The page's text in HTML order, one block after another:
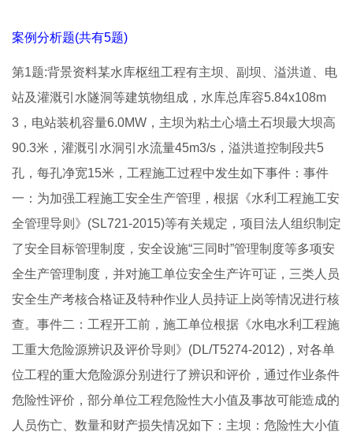
案例分析题(共有5题)
第1题:背景资料某水库枢纽工程有主坝、副坝、溢洪道、电
站及灌溉引水隧洞等建筑物组成，水库总库容5.84x108m
3，电站装机容量6.0MW，主坝为粘土心墙土石坝最大坝高
90.3米，灌溉引水洞引水流量45m3/s，溢洪道控制段共5
孔，每孔净宽15米，工程施工过程中发生如下事件：事件
一：为加强工程施工安全生产管理，根据《水利工程施工安
全管理导则》(SL721-2015)等有关规定，项目法人组织制定
了安全目标管理制度，安全设施“三同时”管理制度等多项安
全生产管理制度，并对施工单位安全生产许可证，三类人员
安全生产考核合格证及特种作业人员持证上岗等情况进行核
查。事件二：工程开工前，施工单位根据《水电水利工程施
工重大危险源辨识及评价导则》(DL/T5274-2012)，对各单
位工程的重大危险源分别进行了辨识和评价，通过作业条件
危险性评价，部分单位工程危险性大小值及事故可能造成的
人员伤亡、数量和财产损失情况如下：主坝：危险性大小值